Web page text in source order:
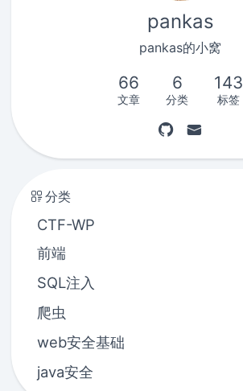
pankas
pankas的小窝
66
文章
6
分类
143
标签
分类
CTF-WP
前端
SQL注入
爬虫
web安全基础
java安全